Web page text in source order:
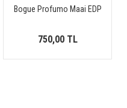
Bogue Profumo Maai EDP
750,00 TL